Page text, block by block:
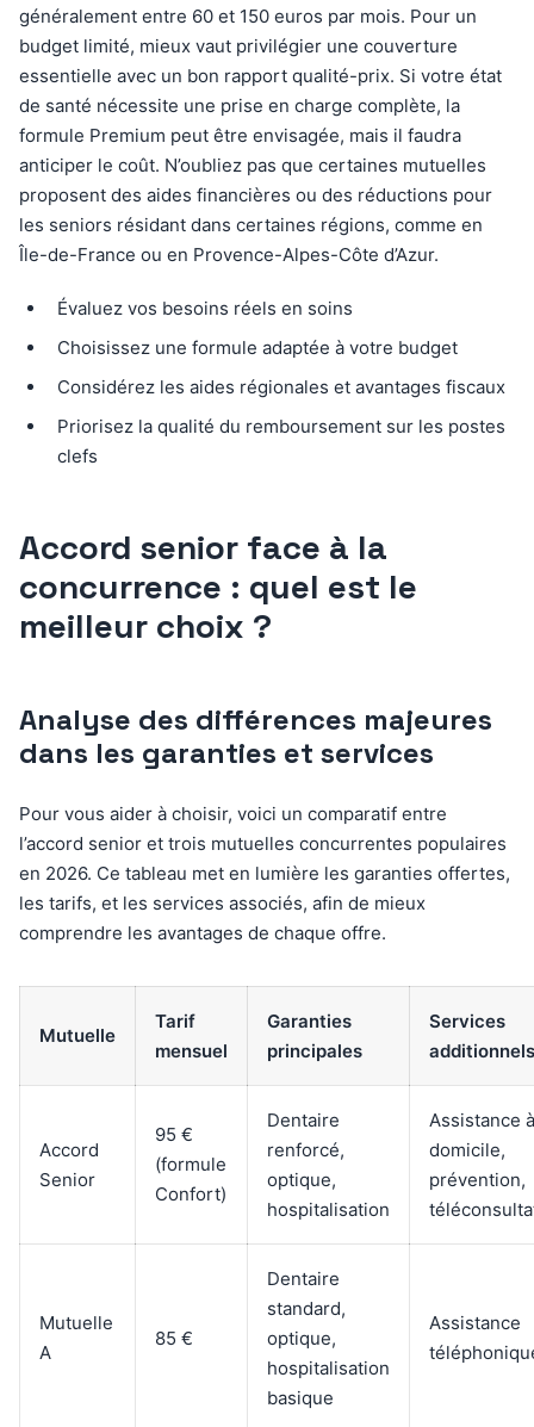
généralement entre 60 et 150 euros par mois. Pour un
budget limité, mieux vaut privilégier une couverture
essentielle avec un bon rapport qualité-prix. Si votre état
de santé nécessite une prise en charge complète, la
formule Premium peut être envisagée, mais il faudra
anticiper le coût. N’oubliez pas que certaines mutuelles
proposent des aides financières ou des réductions pour
les seniors résidant dans certaines régions, comme en
Île-de-France ou en Provence-Alpes-Côte d’Azur.
Évaluez vos besoins réels en soins
Choisissez une formule adaptée à votre budget
Considérez les aides régionales et avantages fiscaux
Priorisez la qualité du remboursement sur les postes
clefs
Accord senior face à la
concurrence : quel est le
meilleur choix ?
Analyse des différences majeures
dans les garanties et services
Pour vous aider à choisir, voici un comparatif entre
l’accord senior et trois mutuelles concurrentes populaires
en 2026. Ce tableau met en lumière les garanties offertes,
les tarifs, et les services associés, afin de mieux
comprendre les avantages de chaque offre.
Mutuelle
Tarif
mensuel
Garanties
principales
Services
additionnels
Accord
Senior
95 €
(formule
Confort)
Dentaire
renforcé,
optique,
hospitalisation
Assistance à
domicile,
prévention,
Mutuelle
A
85 €
Dentaire
standard,
optique,
hospitalisation
basique
Assistance